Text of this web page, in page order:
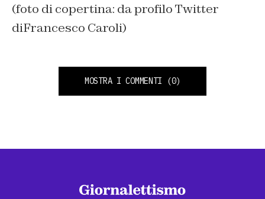
(foto di copertina: da profilo Twitter
diFrancesco Caroli)
MOSTRA I COMMENTI (0)